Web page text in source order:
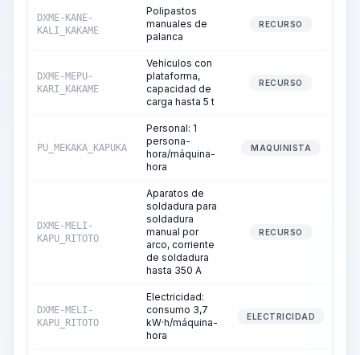
DXME-KANE-
KALI_KAKAME
Polipastos
manuales de
palanca
RECURSO
DXME-MEPU-
KARI_KAKAME
Vehículos con
plataforma,
capacidad de
carga hasta 5 t
RECURSO
PU_MEKAKA_KAPUKA
Personal: 1
persona-
hora/máquina-
hora
MAQUINISTA
DXME-MELI-
KAPU_RITOTO
Aparatos de
soldadura para
soldadura
manual por
arco, corriente
de soldadura
hasta 350 A
RECURSO
DXME-MELI-
KAPU_RITOTO
Electricidad:
consumo 3,7
kW·h/máquina-
hora
ELECTRICIDAD